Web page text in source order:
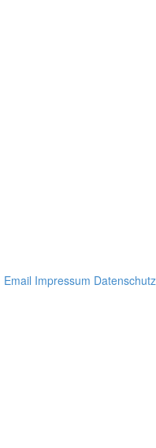
Email Impressum Datenschutz